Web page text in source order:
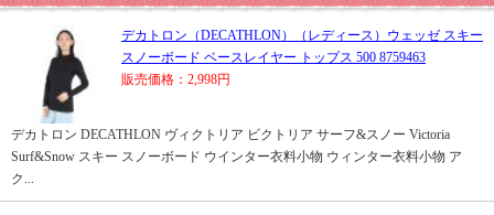
デカトロン（DECATHLON）（レディース）ウェッゼ スキー
スノーボード ベースレイヤー トップス 500 8759463
販売価格：2,998円
デカトロン DECATHLON ヴィクトリア ビクトリア サーフ&スノー Victoria
Surf&Snow スキー スノーボード ウインター衣料小物 ウィンター衣料小物 ア
ク...